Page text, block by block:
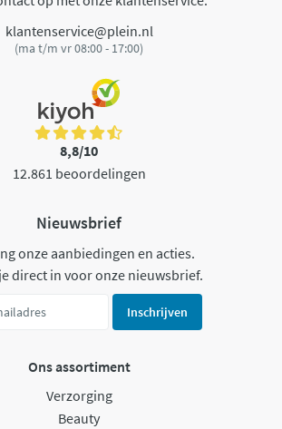
klantenservice@plein.nl
(ma t/m vr 08:00 - 17:00)
8,8/10
12.861 beoordelingen
Nieuwsbrief
onze aanbiedingen en acties.
direct in voor onze nieuwsbrief.
Inschrijven
Ons assortiment
Verzorging
Beauty